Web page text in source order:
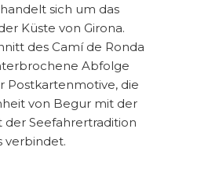
handelt sich um das
Küste von Girona.
des Camí de Ronda
Abfolge
Postkartenmotive, die
von Begur mit der
Seefahrertradition
verbindet.